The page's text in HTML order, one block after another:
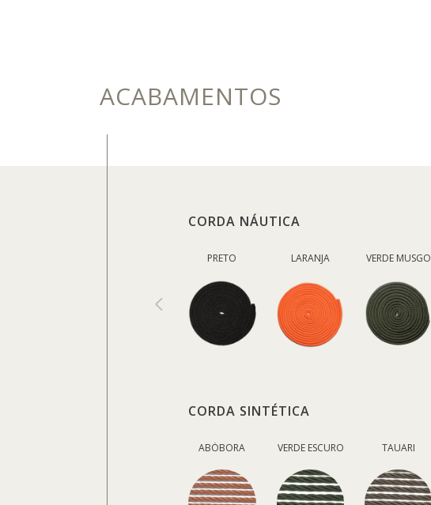
ACABAMENTOS
CORDA NÁUTICA
PRETO LARANJA VERDE MUSGO
CORDA SINTÉTICA
ABÓBORA VERDE ESCURO TAUARI